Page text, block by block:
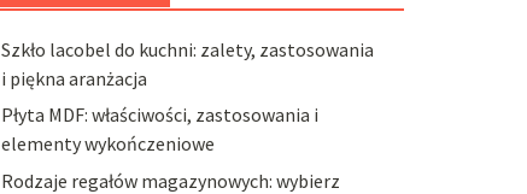
Szkło lacobel do kuchni: zalety, zastosowania
i piękna aranżacja
Płyta MDF: właściwości, zastosowania i
elementy wykończeniowe
Rodzaje regałów magazynowych: wybierz